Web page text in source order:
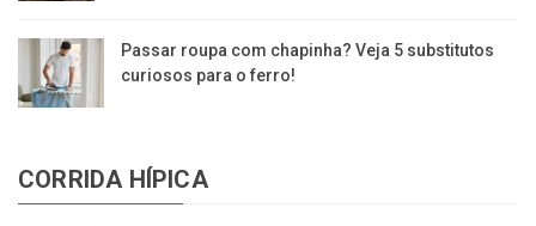
Passar roupa com chapinha? Veja 5 substitutos
curiosos para o ferro!
CORRIDA HÍPICA